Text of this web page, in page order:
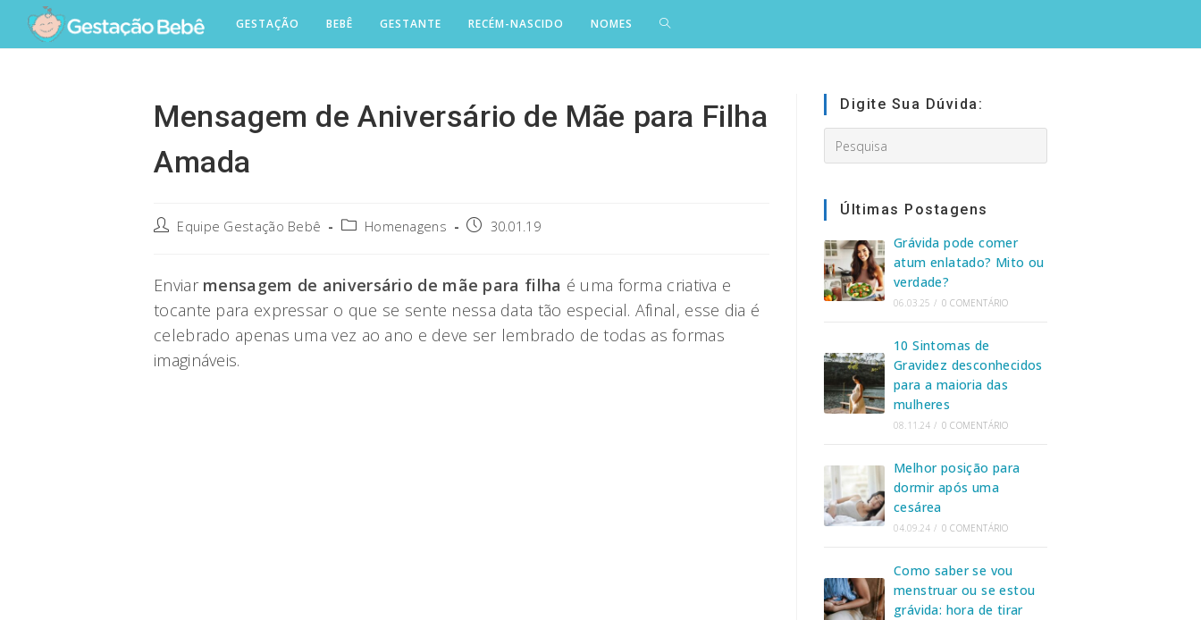
content
GESTAÇÃO BEBÊ GESTANTE RECÉM-NASCIDO NOMES
Mensagem de Aniversário de Mãe para Filha
Amada
PostEquipe Gestação Bebê
PostHomenagens
Post30.01.19
Enviar mensagem de aniversário de mãe para filha é uma forma criativa e
tocante para expressar o que se sente nessa data tão especial. Afinal, esse dia é
celebrado apenas uma vez ao ano e deve ser lembrado de todas as formas
imagináveis.
Digite Sua Dúvida:
this
Últimas Postagens
Grávida pode comer
atum enlatado? Mito ou
verdade?
06.03.25 / 0 COMENTÁRIO
10 Sintomas de
Gravidez desconhecidos
para a maioria das
mulheres
08.11.24 / 0 COMENTÁRIO
Melhor posição para
dormir após uma
cesárea
04.09.24 / 0 COMENTÁRIO
Como saber se vou
menstruar ou se estou
grávida: hora de tirar